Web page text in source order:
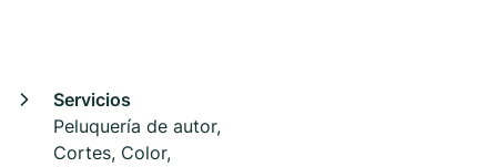
Servicios
Peluquería de autor,
Cortes, Color,